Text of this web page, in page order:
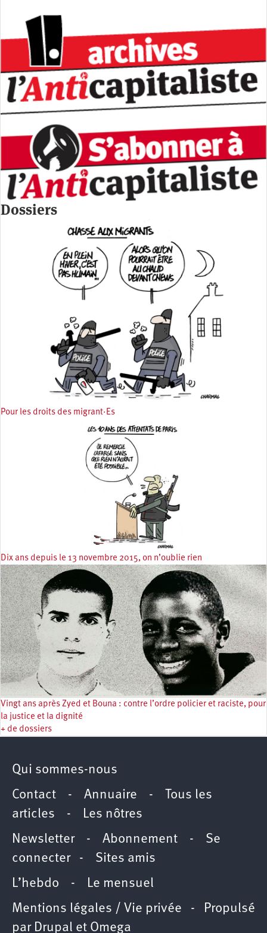
Dossiers
Pour les droits des migrant·Es
Dix ans depuis le 13 novembre 2015, on n’oublie rien
Vingt ans après Zyed et Bouna : contre l’ordre policier et raciste, pour
la justice et la dignité
+ de dossiers
Qui sommes-nous
Contact - Annuaire - Tous les
articles -
Les nôtres
Newsletter- Abonnement - Se
connecter- Sites amis
L’hebdo -
Le mensuel
Mentions légales / Vie privée - Propulsé
par Drupal et Omega